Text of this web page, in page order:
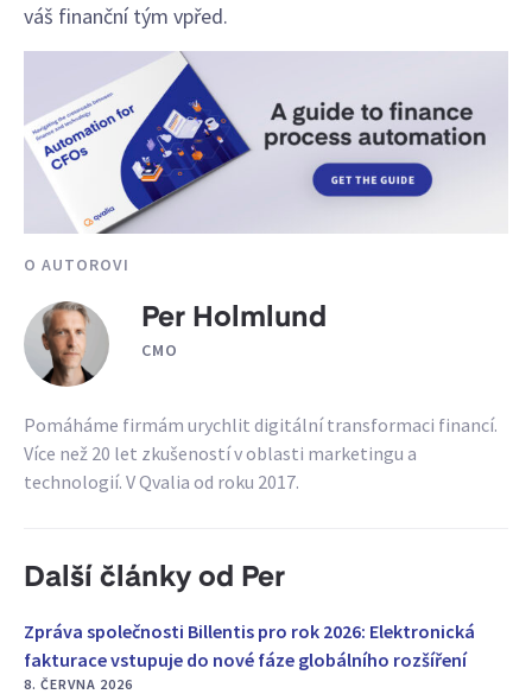
váš finanční tým vpřed.
O AUTOROVI
Per Holmlund
CMO
Pomáháme firmám urychlit digitální transformaci financí.
Více než 20 let zkušeností v oblasti marketingu a
technologií. V Qvalia od roku 2017.
Další články od Per
Zpráva společnosti Billentis pro rok 2026: Elektronická
fakturace vstupuje do nové fáze globálního rozšíření
8. ČERVNA 2026